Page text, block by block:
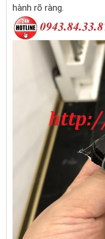
hành rõ ràng.